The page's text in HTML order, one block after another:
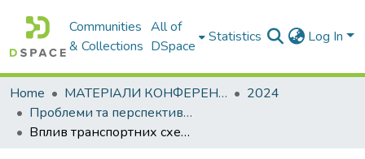
Communities
& Collections
All of
DSpace
Statistics Log In
Home МАТЕРІАЛИ КОНФЕРЕНЦІЙ
2024
Проблеми та перспективи розвитку підприємництва
Вплив транспортних схем постачання будівельних матеріалів на загальну кошторисну вартість будівництва